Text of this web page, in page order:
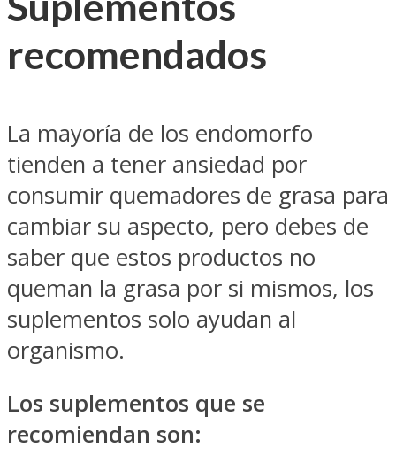
recomendados
La mayoría de los endomorfo
tienden a tener ansiedad por
consumir quemadores de grasa para
cambiar su aspecto, pero debes de
saber que estos productos no
queman la grasa por si mismos, los
suplementos solo ayudan al
organismo.
Los suplementos que se
recomiendan son: